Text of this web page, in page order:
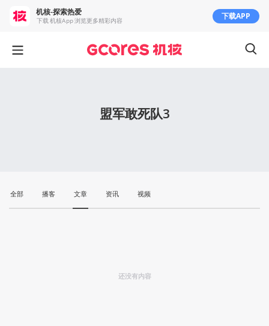
盟军敢死队3
全部 播客 文章 资讯 视频
还没有内容
机核-探索热爱
下载 机核App 浏览更多精彩内容 下载APP